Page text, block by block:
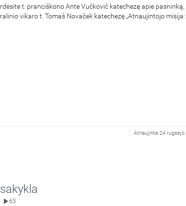
t. pranciškono Ante Vučkovič katechezę apie
vikaro t. Tomaš Novaček katechezę „Atnaujintojo
Atnaujinta 24 rugsėjo
63